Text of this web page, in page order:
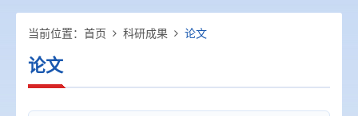
当前位置： 首页 科研成果 论文
论文